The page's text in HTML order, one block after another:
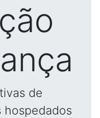
de
hospedados